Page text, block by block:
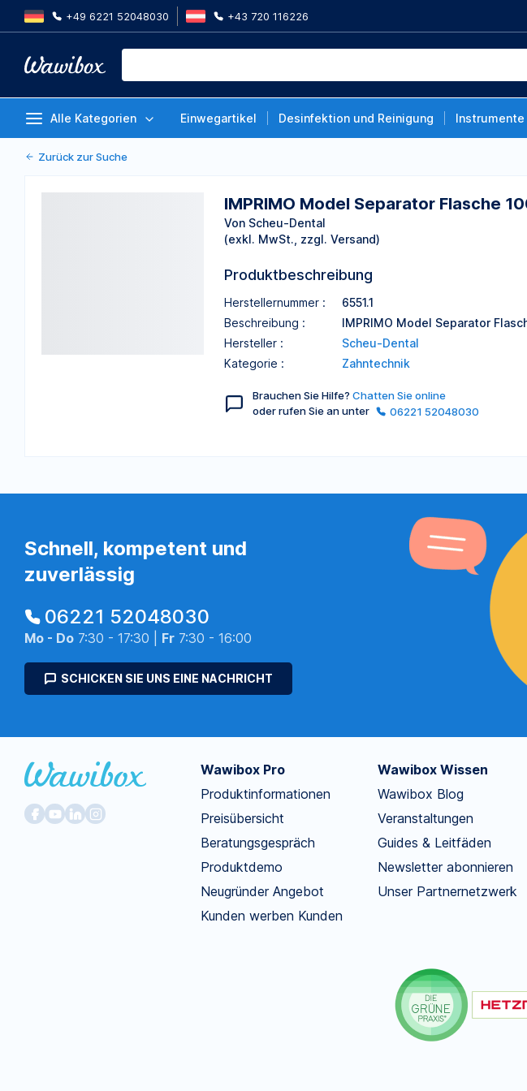
+49 6221 52048030 +43 720 116226
Alle Kategorien Einwegartikel Desinfektion und Reinigung Instrumente
Von Scheu-Dental
Zurück zur Suche
IMPRIMO Model Separator Flasche
Von Scheu-Dental
(exkl. MwSt., zzgl. Versand)
Produktbeschreibung
Herstellernummer :
6551.1
Beschreibung :
IMPRIMO Model Separator
Hersteller :
Scheu-Dental
Kategorie :
Zahntechnik
Brauchen Sie Hilfe? Chatten Sie online
oder rufen Sie an unter
06221 52048030
Schnell, kompetent und
zuverlässig
06221 52048030
Mo - Do 7:30 - 17:30 | Fr 7:30 - 16:00
SCHICKEN SIE UNS EINE NACHRICHT
Wawibox Pro
Produktinformationen
Preisübersicht
Beratungsgespräch
Produktdemo
Neugründer Angebot
Kunden werben Kunden
Wawibox Wissen
Wawibox Blog
Veranstaltungen
Guides & Leitfäden
Newsletter abonnieren
Unser Partnernetzwerk